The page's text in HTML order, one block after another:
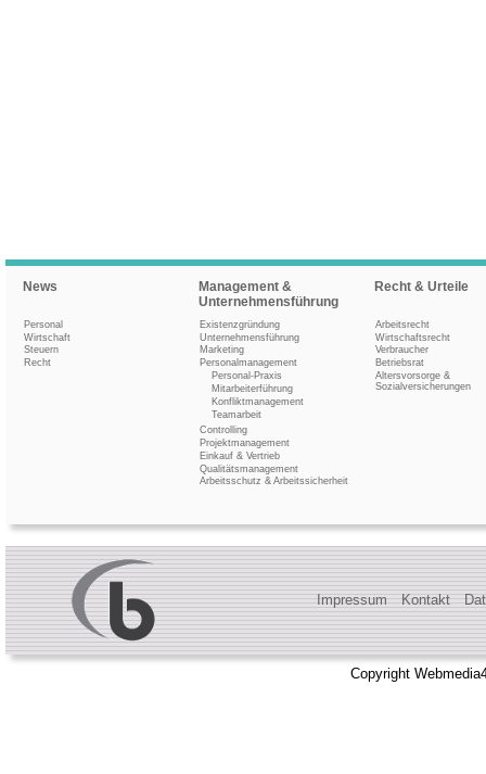
News
Personal
Wirtschaft
Steuern
Recht
Management &
Unternehmensführung
Existenzgründung
Unternehmensführung
Marketing
Personalmanagement
Personal-Praxis
Mitarbeiterführung
Konfliktmanagement
Teamarbeit
Controlling
Projektmanagement
Einkauf & Vertrieb
Qualitätsmanagement
Arbeitsschutz & Arbeitssicherheit
Recht & Urteile
Arbeitsrecht
Wirtschaftsrecht
Verbraucher
Betriebsrat
Altersvorsorge &
Sozialversicherungen
Impressum Kontakt
Copyright